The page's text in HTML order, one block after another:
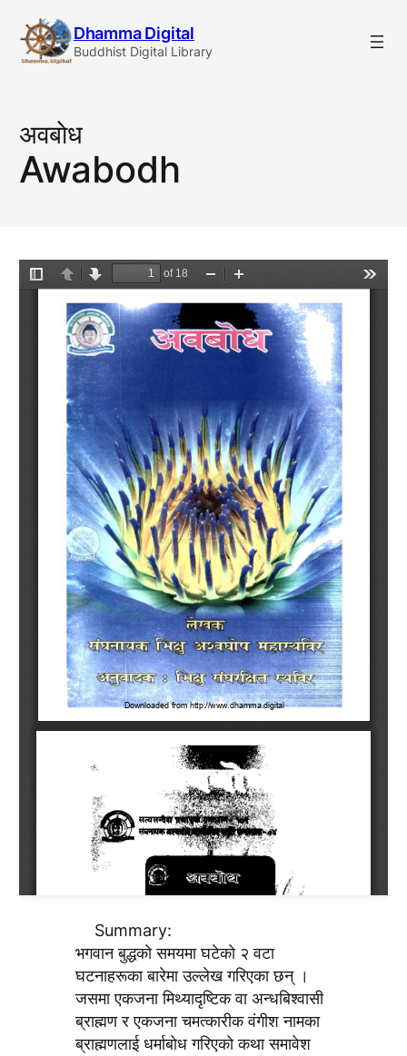
content
Dhamma Digital
Buddhist Digital Library
अवबाेध
Awabodh
Summary:
भगवान बुद्धकाे समयमा घटेकाे २ वटा
घटनाहरूका बारेमा उल्लेख गरिएका छन् ।
जसमा एकजना मिथ्यादृष्टिक वा अन्धबिश्वासी
ब्राह्मण र एकजना चमत्कारीक वंगीश नामका
ब्राह्मणलाई धर्माबाेध गरिएकाे कथा समावेश